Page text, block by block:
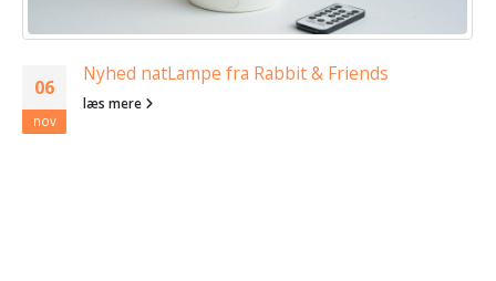
06
nov
Nyhed natLampe fra Rabbit & Friends
læs mere